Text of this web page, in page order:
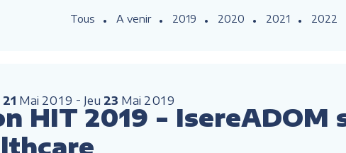
Tous A venir 2019 2020 2021 2022
21 Mai 2019 Jeu 23 Mai 2019
HIT 2019 - IsereADOM